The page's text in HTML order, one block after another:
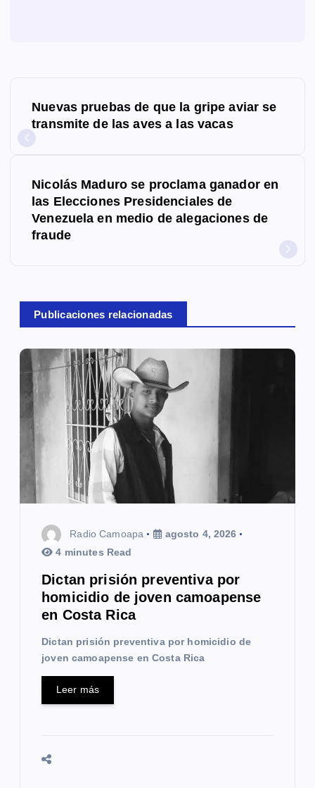
n
e
Nuevas pruebas de que la gripe aviar se
transmite de las aves a las vacas
Nicolás Maduro se proclama ganador en
las Elecciones Presidenciales de
Venezuela en medio de alegaciones de
fraude
Publicaciones relacionadas
Radio Camoapa
agosto 4, 2026
4 minutes Read
Dictan prisión preventiva por
homicidio de joven camoapense
en Costa Rica
Dictan prisión preventiva por homicidio de
joven camoapense en Costa Rica
Leer más